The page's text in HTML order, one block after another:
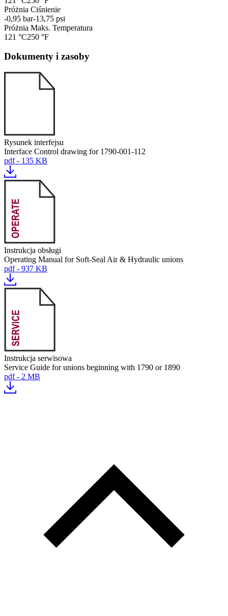
Próżnia Ciśnienie
-0,95 bar-13,75 psi
Próżnia Maks. Temperatura
121 °C250 °F
Dokumenty i zasoby
Rysunek interfejsu
Interface Control drawing for 1790-001-112
pdf - 135 KB
Instrukcja obsługi
Operating Manual for Soft-Seal Air & Hydraulic unions
pdf - 937 KB
Instrukcja serwisowa
Service Guide for unions beginning with 1790 or 1890
pdf - 2 MB